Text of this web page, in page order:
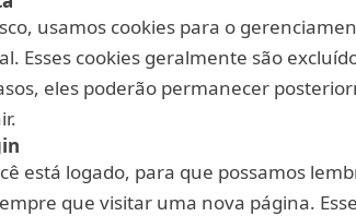
usamos cookies para o
Esses cookies geralmente são
eles poderão permanecer
está logado, para que possamos
que visitar uma nova página.